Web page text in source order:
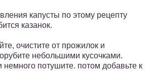
капусты по этому рецепту
казанок.
очистите от прожилок и
небольшими кусочками.
немного потушите. потом добавьте к